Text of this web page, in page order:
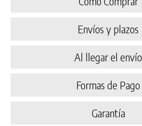
Envíos y plazos
Al llegar el envío
Formas de Pago
Garantía